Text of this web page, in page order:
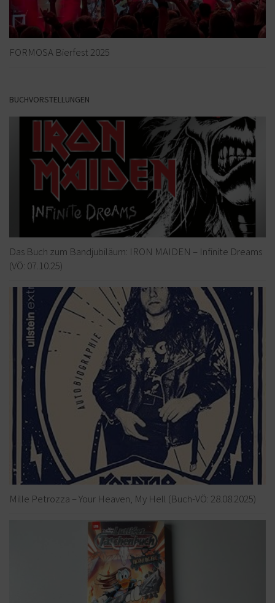
FORMOSA Bierfest 2025
BUCHVORSTELLUNGEN
Das Buch zum Bandjubiläum: IRON MAIDEN – Infinite Dreams
(VÖ: 07.10.25)
Mille Petrozza – Your Heaven, My Hell (Buch-VÖ: 28.08.2025)